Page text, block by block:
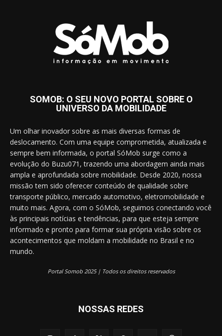
SOMOB: O SEU NOVO PORTAL SOBRE O
UNIVERSO DA MOBILIDADE
Um olhar inovador sobre as mais diversas formas de
deslocamento. Com uma equipe comprometida, atualizada e
sempre bem informada, o portal SóMob surge como a
evolução do Buzu071, trazendo uma abordagem ainda mais
ampla e aprofundada sobre mobilidade. Desde 2020, nossa
missão tem sido oferecer conteúdo de qualidade sobre
transporte público, mercado automotivo, eletromobilidade e
muito mais. Agora, com o SóMob, seguimos conectando você
às principais notícias e tendências, para que esteja sempre
informado e pronto para formar sua própria visão sobre os
acontecimentos que moldam a mobilidade no Brasil e no
mundo.
Portal Somob 2025 | Todos os direitos reservados
NOSSAS REDES